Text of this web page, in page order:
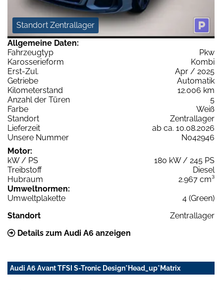
Standort Zentrallager
Allgemeine Daten:
Fahrzeugtyp
Pkw
Karosserieform
Kombi
Erst-Zul.
Apr / 2025
Getriebe
Automatik
Kilometerstand
12.006 km
Anzahl der Türen
5
Farbe
Weiß
Standort
Zentrallager
Lieferzeit
ab ca. 10.08.2026
Unsere Nummer
N042946
Motor:
kW / PS
180 kW / 245 PS
Treibstoff
Diesel
Hubraum
2.967 cm³
Umweltnormen:
Umweltplakette
4 (Green)
Standort
Zentrallager
Details zum Audi A6 anzeigen
Audi A6 Avant TFSI S-Tronic Design*Head_up*Matrix